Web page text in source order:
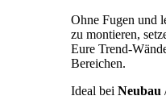
Ohne Fugen und
zu montieren,
Eure Trend-
Bereichen.
Ideal bei Neubau